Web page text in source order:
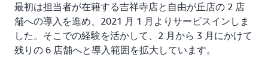
最初は担当者が在籍する吉祥寺店と自由が丘店の 2 店
舗への導入を進め、2021 月 1 月よりサービスインしま
した。そこでの経験を活かして、2 月から 3 月にかけて
残りの 6 店舗へと導入範囲を拡大しています。